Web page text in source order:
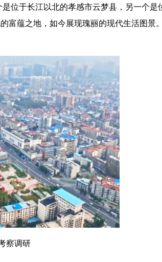
位于长江以北的孝感市云梦县，另一个是
富蕴之地，如今展现瑰丽的现代生活图景
察调研